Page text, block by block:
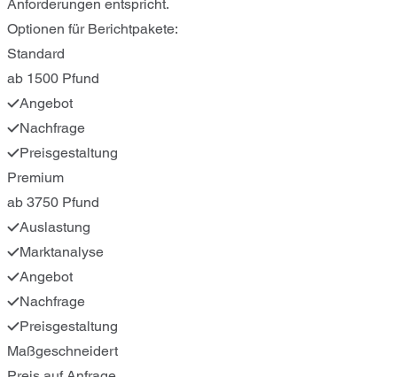
Anforderungen entspricht.
Optionen für Berichtpakete:
Standard
ab 1500 Pfund
Angebot
Nachfrage
Preisgestaltung
Premium
ab 3750 Pfund
Auslastung
Marktanalyse
Angebot
Nachfrage
Preisgestaltung
Maßgeschneidert